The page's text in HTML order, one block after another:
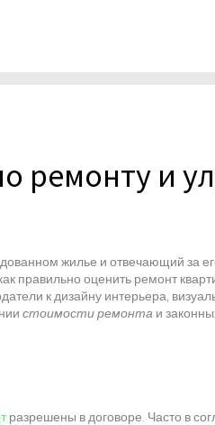
ремонту и
жилье и отвечающий за
правильно оценить ремонт
к дизайну интерьера,
стоимости ремонта и
разрешены в договоре. Часто в